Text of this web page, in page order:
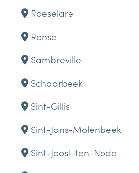
Roeselare
Ronse
Sambreville
Schaarbeek
Sint-Gillis
Sint-Jans-Molenbeek
Sint-Joost-ten-Node